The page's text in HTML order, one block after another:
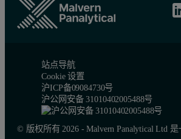
站点导航
Cookie 设置
沪ICP备09084730号
沪公网安备 31010402005488号
© 版权所有 2026 - Malvern Panalytical Ltd 是